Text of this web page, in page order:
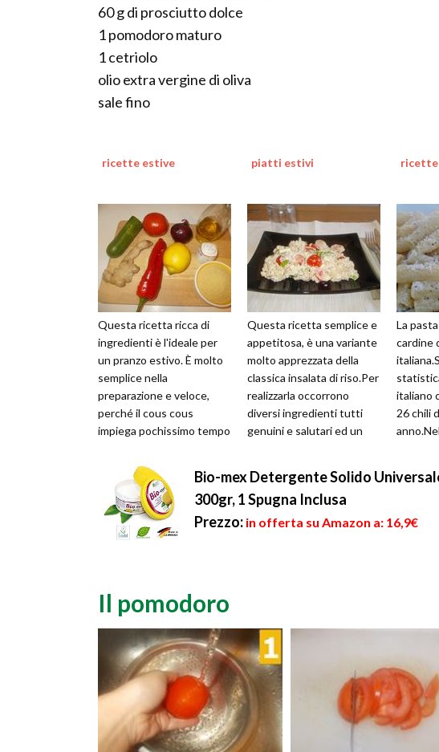
60 g di prosciutto dolce
1 pomodoro maturo
1 cetriolo
olio extra vergine di oliva
sale fino
ricette estive
Questa ricetta ricca di
ingredienti è l'ideale per
un pranzo estivo. È molto
semplice nella
preparazione e veloce,
perché il cous cous
impiega pochissimo tempo
servirlo in tavol...
piatti estivi
Questa ricetta semplice e
appetitosa, è una variante
molto apprezzata della
classica insalata di riso.Per
realizzarla occorrono
diversi ingredienti tutti
genuini e salutari ed un
ricette
La
cardine
italiano
26 chili
Bio-mex Detergente Solido
300gr, 1 Spugna Inclusa
Prezzo: in offerta su Amazon a: 16,9€
Il pomodoro